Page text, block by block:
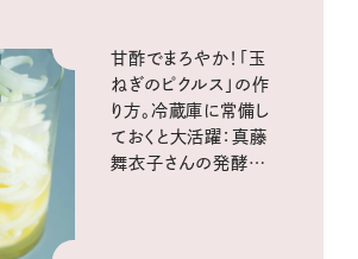
甘酢でまろやか！「玉
ねぎのピクルス」の作
り方。冷蔵庫に常備し
ておくと大活躍：真藤
舞衣子さんの発酵と